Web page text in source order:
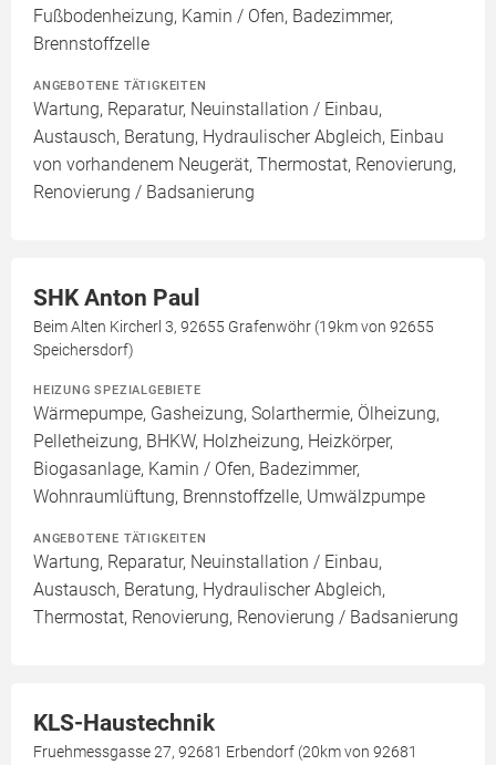
Fußbodenheizung, Kamin / Ofen, Badezimmer,
Brennstoffzelle
ANGEBOTENE TÄTIGKEITEN
Wartung, Reparatur, Neuinstallation / Einbau,
Austausch, Beratung, Hydraulischer Abgleich, Einbau
von vorhandenem Neugerät, Thermostat, Renovierung,
Renovierung / Badsanierung
SHK Anton Paul
Beim Alten Kircherl 3, 92655 Grafenwöhr (19km von 92655
Speichersdorf)
HEIZUNG SPEZIALGEBIETE
Wärmepumpe, Gasheizung, Solarthermie, Ölheizung,
Pelletheizung, BHKW, Holzheizung, Heizkörper,
Biogasanlage, Kamin / Ofen, Badezimmer,
Wohnraumlüftung, Brennstoffzelle, Umwälzpumpe
ANGEBOTENE TÄTIGKEITEN
Wartung, Reparatur, Neuinstallation / Einbau,
Austausch, Beratung, Hydraulischer Abgleich,
Thermostat, Renovierung, Renovierung / Badsanierung
KLS-Haustechnik
Fruehmessgasse 27, 92681 Erbendorf (20km von 92681